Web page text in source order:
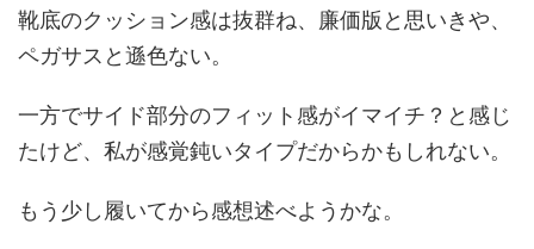
靴底のクッション感は抜群ね、廉価版と思いきや、
ペガサスと遜色ない。
一方でサイド部分のフィット感がイマイチ？と感じ
たけど、私が感覚鈍いタイプだからかもしれない。
もう少し履いてから感想述べようかな。